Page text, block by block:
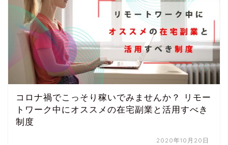
コロナ禍でこっそり稼いでみませんか？ リモー
トワーク中にオススメの在宅副業と活用すべき
制度
2020年10月20日